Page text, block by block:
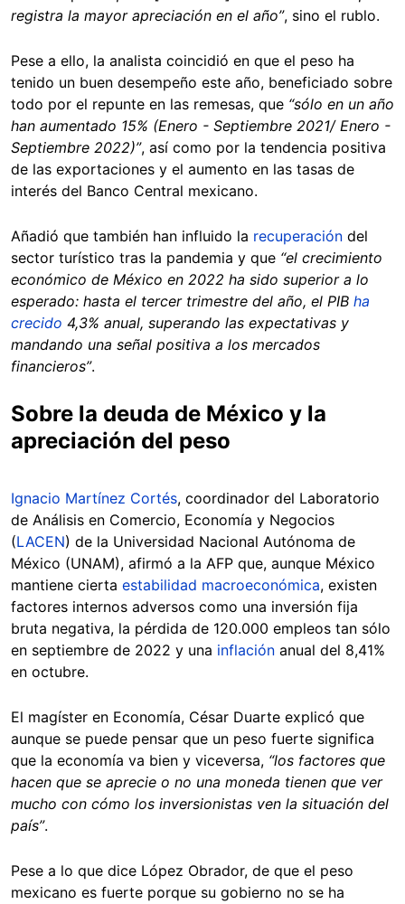
registra la mayor apreciación en el año”, sino el rublo.
Pese a ello, la analista coincidió en que el peso ha
tenido un buen desempeño este año, beneficiado sobre
todo por el repunte en las remesas, que “sólo en un año
han aumentado 15% (Enero - Septiembre 2021/ Enero -
Septiembre 2022)”, así como por la tendencia positiva
de las exportaciones y el aumento en las tasas de
interés del Banco Central mexicano.
Añadió que también han influido la recuperación del
sector turístico tras la pandemia y que “el crecimiento
económico de México en 2022 ha sido superior a lo
esperado: hasta el tercer trimestre del año, el PIB ha
crecido 4,3% anual, superando las expectativas y
mandando una señal positiva a los mercados
financieros”.
Sobre la deuda de México y la
apreciación del peso
Ignacio Martínez Cortés, coordinador del Laboratorio
de Análisis en Comercio, Economía y Negocios
(LACEN) de la Universidad Nacional Autónoma de
México (UNAM), afirmó a la AFP que, aunque México
mantiene cierta estabilidad macroeconómica, existen
factores internos adversos como una inversión fija
bruta negativa, la pérdida de 120.000 empleos tan sólo
en septiembre de 2022 y una inflación anual del 8,41%
en octubre.
El magíster en Economía, César Duarte explicó que
aunque se puede pensar que un peso fuerte significa
que la economía va bien y viceversa, “los factores que
hacen que se aprecie o no una moneda tienen que ver
mucho con cómo los inversionistas ven la situación del
país”.
Pese a lo que dice López Obrador, de que el peso
mexicano es fuerte porque su gobierno no se ha